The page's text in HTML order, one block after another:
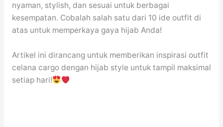
nyaman, stylish, dan sesuai untuk berbagai
kesempatan. Cobalah salah satu dari 10 ide outfit di
atas untuk memperkaya gaya hijab Anda!
Artikel ini dirancang untuk memberikan inspirasi outfit
celana cargo dengan hijab style untuk tampil maksimal
setiap hari!